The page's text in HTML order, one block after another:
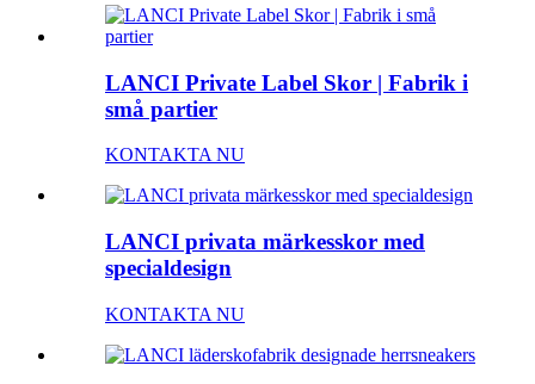
LANCI Private Label Skor | Fabrik i
små partier
KONTAKTA NU
LANCI privata märkesskor med
specialdesign
KONTAKTA NU